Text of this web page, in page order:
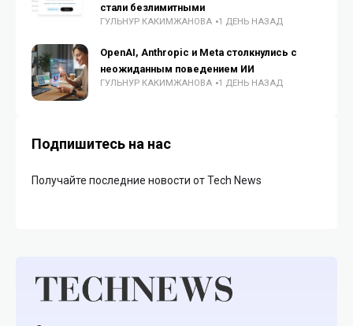
стали безлимитными
ГУЛЬНУР КАКИМЖАНОВА 1 ДЕНЬ НАЗАД
OpenAI, Anthropic и Meta столкнулись с
неожиданным поведением ИИ
ГУЛЬНУР КАКИМЖАНОВА 1 ДЕНЬ НАЗАД
Подпишитесь на нас
Получайте последние новости от Tech News